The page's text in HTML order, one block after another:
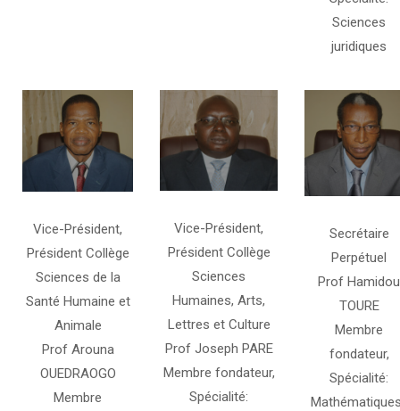
Sciences
juridiques
Vice-Président,
Président Collège
Sciences de la
Santé Humaine et
Animale
Prof Arouna
OUEDRAOGO
Membre
Vice-Président,
Président Collège
Sciences
Humaines, Arts,
Lettres et Culture
Prof Joseph PARE
Membre fondateur,
Spécialité:
Secrétaire
Perpétuel
Prof Hamidou
TOURE
Membre
fondateur,
Spécialité: